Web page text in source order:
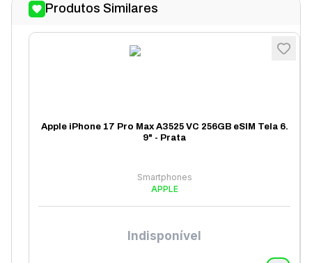
Produtos Similares
Apple iPhone 17 Pro Max A3525 VC 256GB eSIM Tela 6.
9" - Prata
Smartphones
APPLE
Indisponível